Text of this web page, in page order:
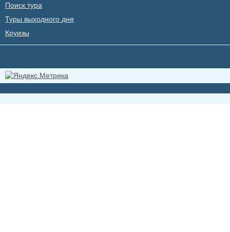
Поиск тура
Туры выходного дня
Круизы